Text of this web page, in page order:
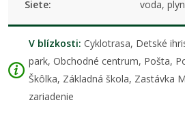
Siete:
voda,
V blízkosti: Cyklotrasa, Detské
park, Obchodné centrum, Pošta,
Škôlka, Základná škola, Zastávka
zariadenie